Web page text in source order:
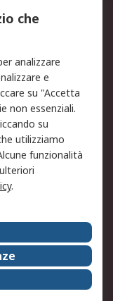
Privacy -
d'uso
generali di
il Blog di RS
che
analizzare
e
su "Accetta
non essenziali.
su
utilizziamo
funzionalità
.